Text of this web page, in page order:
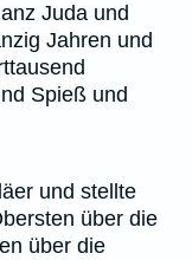
Juda und
Jahren und
Spieß und
und stellte
über die
über die